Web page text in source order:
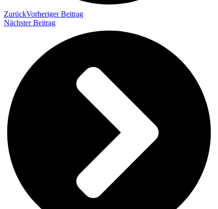
ZurückVorheriger Beitrag
Nächster Beitrag